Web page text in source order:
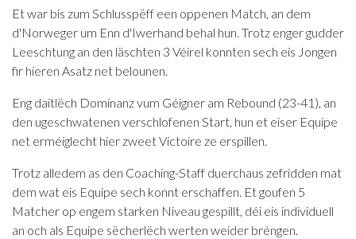
Et war bis zum Schlusspëff een oppenen Match, an dem
d'Norweger um Enn d'Iwerhand behal hun. Trotz enger gudder
Leeschtung an den läschten 3 Véirel konnten sech eis Jongen
fir hieren Asatz net belounen.
Eng daitlëch Dominanz vum Géigner am Rebound (23-41), an
den ugeschwatenen verschlofenen Start, hun et eiser Equipe
net erméiglecht hier zweet Victoire ze erspillen.
Trotz alledem as den Coaching-Staff duerchaus zefridden mat
dem wat eis Equipe sech konnt erschaffen. Et goufen 5
Matcher op engem starken Niveau gespillt, déi eis individuell
an och als Equipe sëcherlëch werten weider bréngen.